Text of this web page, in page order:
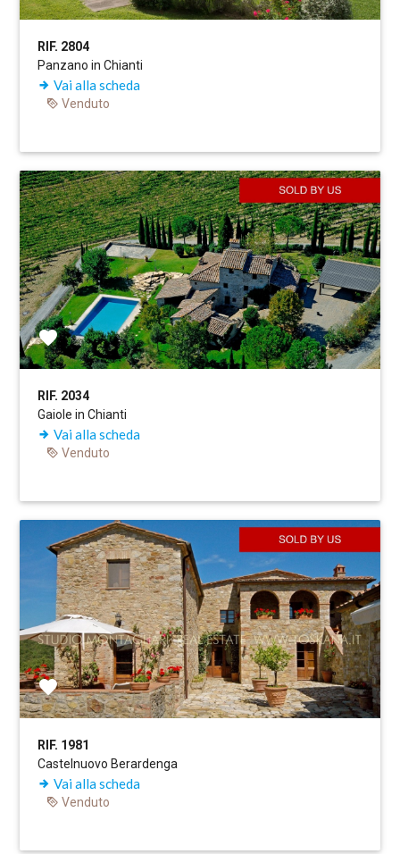
RIF. 2804
Panzano in Chianti
Vai alla scheda
Venduto
RIF. 2034
Gaiole in Chianti
Vai alla scheda
Venduto
RIF. 1981
Castelnuovo Berardenga
Vai alla scheda
Venduto